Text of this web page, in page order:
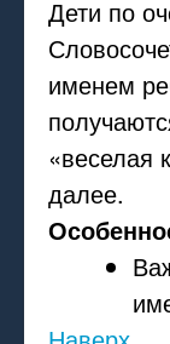
Дети по
именем
«веселая
далее.